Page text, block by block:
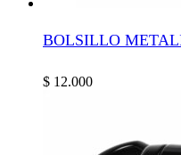
BOLSILLO
$ 12.000